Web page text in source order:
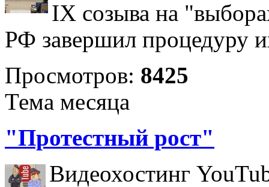
IX созыва на
РФ завершил процедуру
Просмотров: 8425
Тема месяца
"Протестный рост"
Видеохостинг